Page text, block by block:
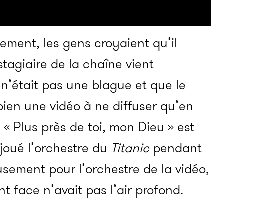
les gens croyaient qu’il
de la chaîne vient
pas une blague et que le
une vidéo à ne diffuser qu’en
Plus près de toi, mon Dieu » est
l’orchestre du Titanic pendant
pour l’orchestre de la vidéo,
face n’avait pas l’air profond.